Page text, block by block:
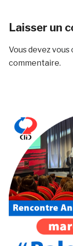
Laisser un
Vous devezvous
commentaire.